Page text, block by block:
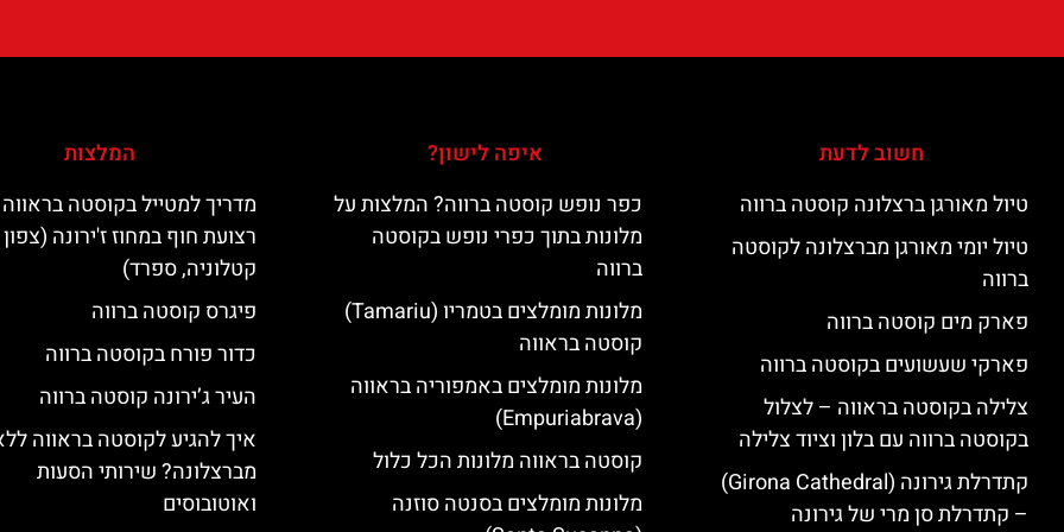
חשוב לדעת
טיול מאורגן ברצלונה קוסטה ברווה
טיול יומי מאורגן מברצלונה לקוסטה
ברווה
פארק מים קוסטה ברווה
פארקי שעשועים בקוסטה ברווה
צלילה בקוסטה בראווה – לצלול
בקוסטה ברווה עם בלון וציוד צלילה
קתדרלת גירונה (Girona Cathedral)
– קתדרלת סן מרי של גירונה
איפה לישון?
כפר נופש קוסטה ברווה? המלצות על
מלונות בתוך כפרי נופש בקוסטה
ברווה
מלונות מומלצים בטמריו (Tamariu)
קוסטה בראווה
מלונות מומלצים באמפוריה בראווה
(Empuriabrava)
קוסטה בראווה מלונות הכל כלול
מלונות מומלצים בסנטה סוזנה
המלצות
מדריך למטייל בקוסטה
רצועת חוף במחוז ז'ירונה
קטלוניה, ספרד)
פיגרס קוסטה ברווה
כדור פורח בקוסטה ברווה
העיר ג’ירונה קוסטה ברווה
איך להגיע לקוסטה בראווה
מברצלונה? שירותי הסעות
ואוטובוסים